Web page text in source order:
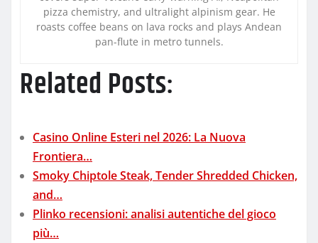
pizza chemistry, and ultralight alpinism gear. He
roasts coffee beans on lava rocks and plays Andean
pan-flute in metro tunnels.
Related Posts:
Casino Online Esteri nel 2026: La Nuova
Frontiera…
Smoky Chiptole Steak, Tender Shredded Chicken,
and…
Plinko recensioni: analisi autentiche del gioco
più…